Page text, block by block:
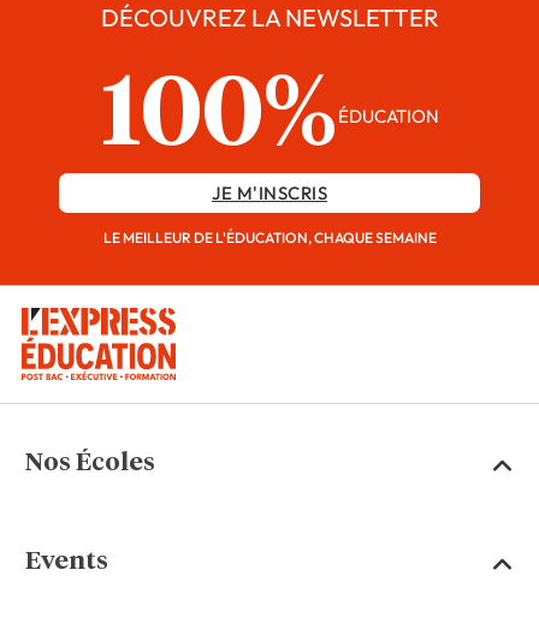
DÉCOUVREZ LA NEWSLETTER
100% ÉDUCATION
JE M'INSCRIS
LE MEILLEUR DE L'ÉDUCATION, CHAQUE SEMAINE
Nos Écoles
Events